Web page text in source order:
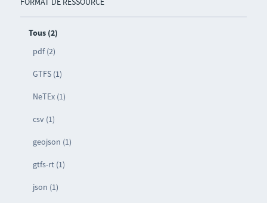
Tous (2)
pdf (2)
GTFS (1)
NeTEx (1)
csv (1)
geojson (1)
gtfs-rt (1)
json (1)